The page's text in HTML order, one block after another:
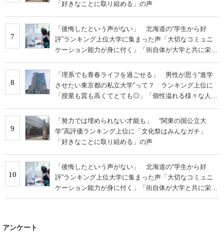
「好きなことに取り組める」の声
7
「後悔したという声がない」 北海道の“学生から好
評”ランキング上位大学に集まった声「大切なコミュニ
ケーション能力が身に付く」「街自体が大学と共に栄え
8
「理系でも青春ライフを過ごせる」 男性が思う“進学
させたい東京都の私立大学”って？ ランキング上位に
「授業も質も高くてとても◎」「個性溢れる様々な人間
9
「努力では埋められない才能も」 “関東の国公立大
学”高評価ランキング上位に「文化祭はみんなガチ」
「好きなことに取り組める」の声
10
「後悔したという声がない」 北海道の“学生から好
評”ランキング上位大学に集まった声「大切なコミュニ
ケーション能力が身に付く」「街自体が大学と共に栄え
ている」
アンケート